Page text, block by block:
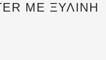
ΜΕ ΞΎΛΙΝΗ